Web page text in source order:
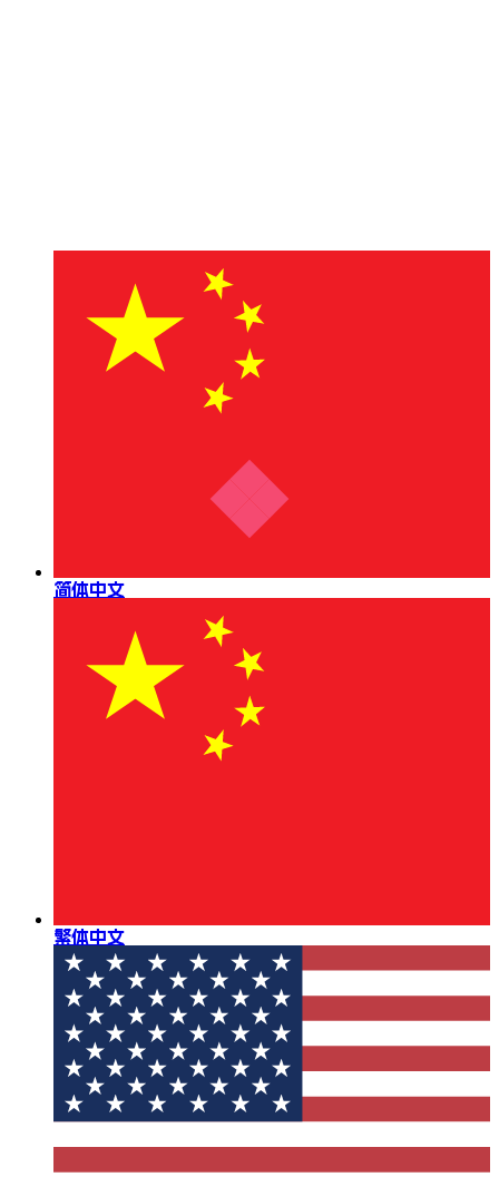
简体中文
繁体中文